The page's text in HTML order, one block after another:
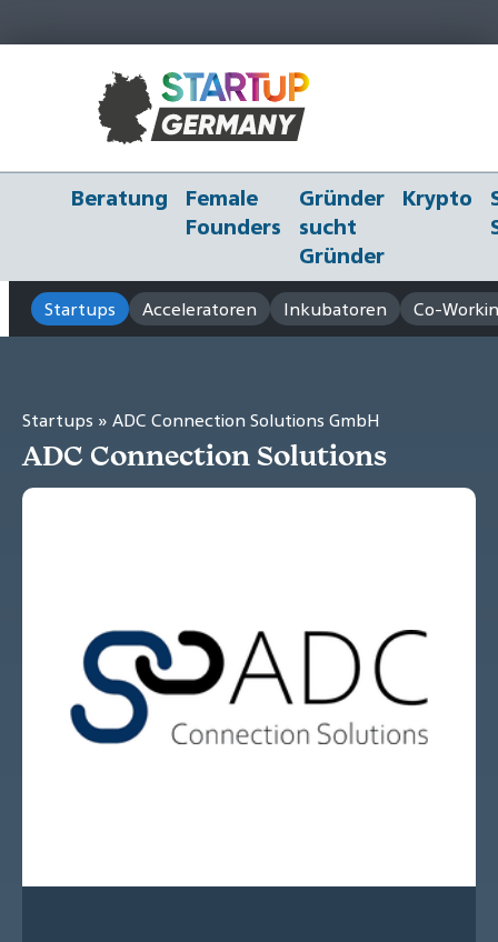
Beratung
Female
Founders
Gründer
sucht
Gründer
Krypto
Startups Acceleratoren Inkubatoren Co-
Startups » ADC Connection Solutions GmbH
ADC Connection Solutions